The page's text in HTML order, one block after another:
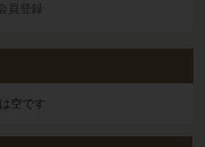
員登録
空です